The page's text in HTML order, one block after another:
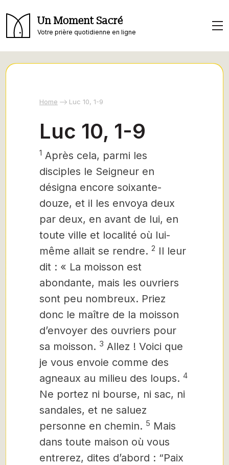
Un Moment Sacré
Votre prière quotidienne en ligne
Home Luc 10, 1-9
Luc 10, 1-9
1 Après cela, parmi les
disciples le Seigneur en
désigna encore soixante-
douze, et il les envoya deux
par deux, en avant de lui, en
toute ville et localité où lui-
même allait se rendre. 2 Il leur
dit : « La moisson est
abondante, mais les ouvriers
sont peu nombreux. Priez
donc le maître de la moisson
d’envoyer des ouvriers pour
sa moisson. 3 Allez ! Voici que
je vous envoie comme des
agneaux au milieu des loups. 4
Ne portez ni bourse, ni sac, ni
sandales, et ne saluez
personne en chemin. 5 Mais
dans toute maison où vous
entrerez, dites d’abord : “Paix